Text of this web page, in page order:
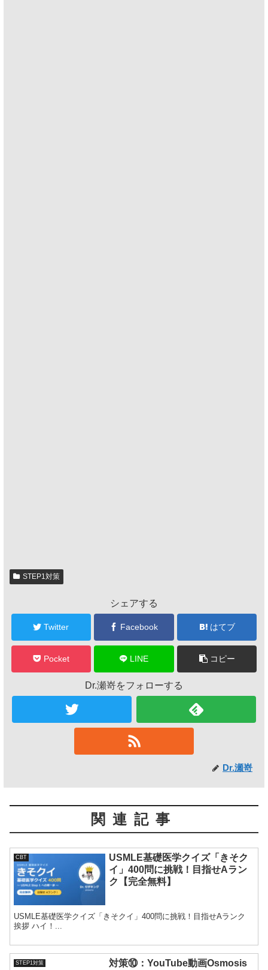
STEP1対策
シェアする
Twitter Facebook はてブ
Pocket LINE コピー
Dr.瀬嵜をフォローする
Dr.瀬嵜
関連記事
CBT
USMLE基礎医学クイズ「きそク
イ」400問に挑戦！目指せAラン
ク【完全無料】
USMLE基礎医学クイズ「きそクイ」400問に挑戦！目指せAランク
挨拶 ハイ！...
STEP1対策 対策⑩：YouTube動画Osmosis